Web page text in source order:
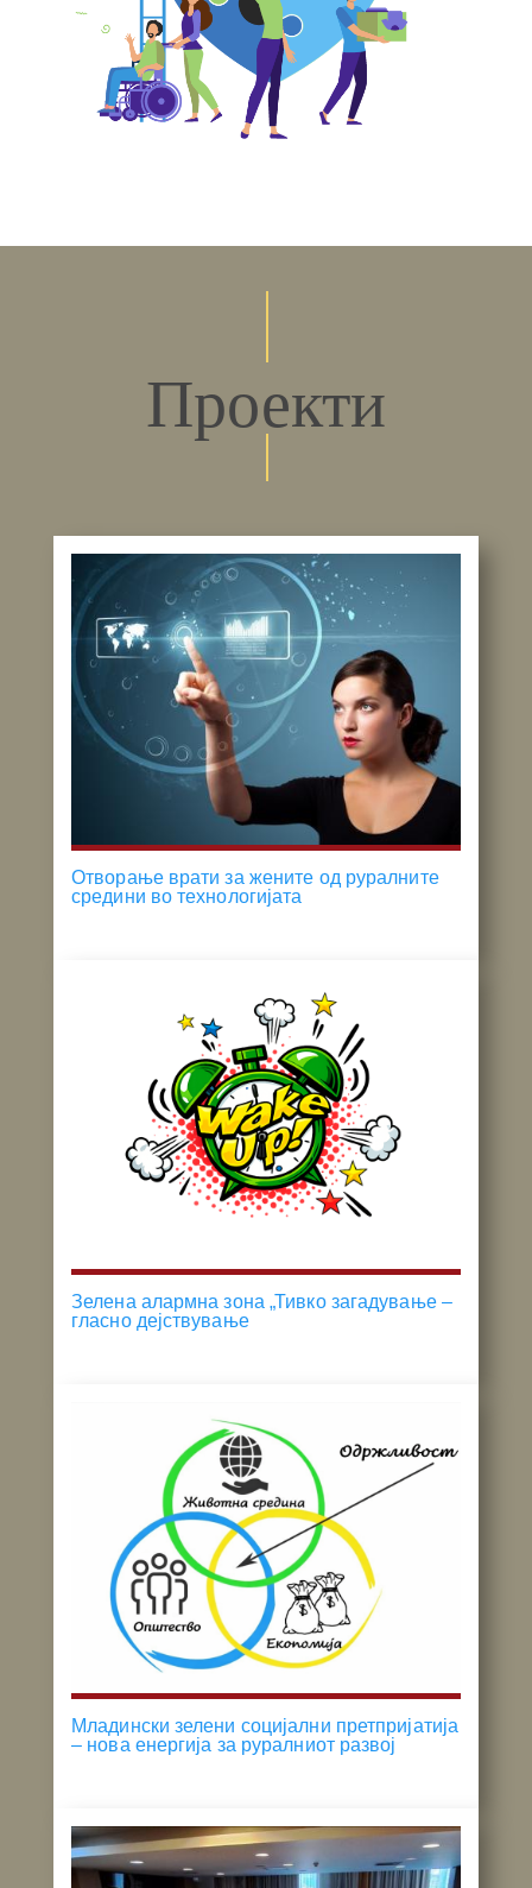
Проекти
Отворање врати за жените од руралните
средини во технологијата
Зелена алармна зона „Тивко загадување –
гласно дејствување
Младински зелени социјални претпријатија
– нова енергија за руралниот развој